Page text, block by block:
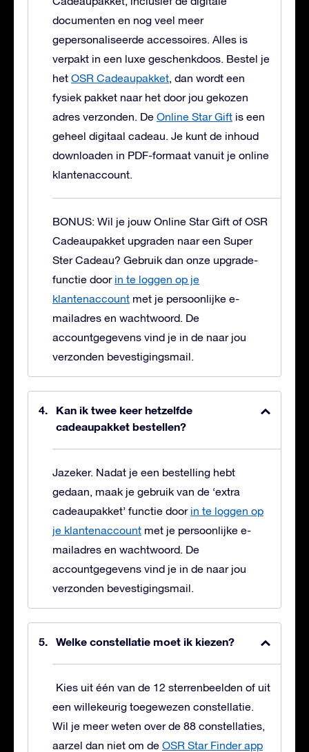
documenten en nog veel meer
gepersonaliseerde accessoires. Alles is
verpakt in een luxe geschenkdoos. Bestel je
het OSR Cadeaupakket, dan wordt een
fysiek pakket naar het door jou gekozen
adres verzonden. De Online Star Gift is een
geheel digitaal cadeau. Je kunt de inhoud
downloaden in PDF-formaat vanuit je online
klantenaccount.
BONUS: Wil je jouw Online Star Gift of OSR
Cadeaupakket upgraden naar een Super
Ster Cadeau? Gebruik dan onze upgrade-
functie door in te loggen op je
klantenaccount met je persoonlijke e-
mailadres en wachtwoord. De
accountgegevens vind je in de naar jou
verzonden bevestigingsmail.
Kan ik twee keer hetzelfde
cadeaupakket bestellen?
Jazeker. Nadat je een bestelling hebt
gedaan, maak je gebruik van de ‘extra
cadeaupakket’ functie door in te loggen op
je klantenaccount met je persoonlijke e-
mailadres en wachtwoord. De
accountgegevens vind je in de naar jou
verzonden bevestigingsmail.
Welke constellatie moet ik kiezen?
Kies uit één van de 12 sterrenbeelden of uit
een willekeurig toegewezen constellatie.
Wil je meer weten over de 88 constellaties,
aarzel dan niet om de OSR Star Finder app